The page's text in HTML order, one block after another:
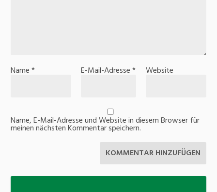
Name* E-Mail-Adresse* Website
Name, E-Mail-Adresse und Website in diesem Browser für
meinen nächsten Kommentar speichern.